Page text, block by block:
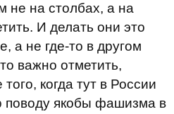
не на столбах, а на
И делать они это
а не где-то в другом
важно отметить,
когда тут в России
поводу якобы фашизма в